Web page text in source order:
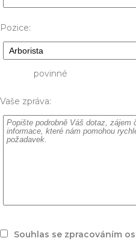
Pozice:
povinné
Vaše zpráva:
Souhlas se zpracováním